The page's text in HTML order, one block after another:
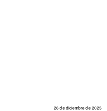
26 de diciembre de 2025